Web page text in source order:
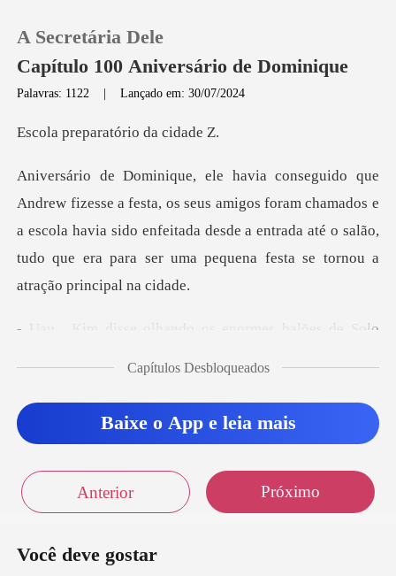
Loja
Histórico
Sair
A Secretária Dele
Capítulo 100 Aniversário de Dominique
Palavras: 1122 |Lançado em: 30/07/2024
paratório
amigos foram chamados e
a escola havia sido enfeitada desde a entrada até o salão
ando os enormes balões
Capítulos Desbloqueados
Baixe o App e leia mais
Anterior Próximo
Você deve gostar